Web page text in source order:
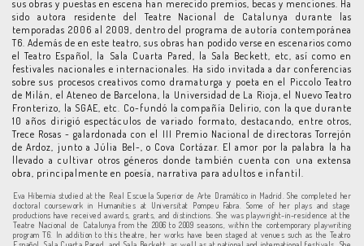
sus obras y puestas en escena han merecido premios, becas y menciones. Ha
sido autora residente del Teatre Nacional de Catalunya durante las
temporadas 2006 al 2009, dentro del programa de autoría contemporánea
T6. Además de en este teatro, sus obras han podido verse en escenarios como
el Teatro Español, la Sala Cuarta Pared, la Sala Beckett, etc, así como en
festivales nacionales e internacionales. Ha sido invitada a dar conferencias
sobre sus procesos creativos como dramaturga y poeta en el Piccolo Teatro
de Milán, el Ateneo de Barcelona, la Universidad de La Rioja, el Nuevo Teatro
Fronterizo, la SGAE, etc. Co-fundó la compañía Delirio, con la que durante
10 años dirigió espectáculos de variado formato, destacando, entre otros,
Trece Rosas - galardonada con el III Premio Nacional de directoras Torrejón
de Ardoz, junto a Júlia Bel-, o Cova Cortázar. El amor por la palabra la ha
llevado a cultivar otros géneros donde también cuenta con una extensa
obra, principalmente en poesía, narrativa para adultos e infantil.
Eva Hibernia studied at the Real Escuela Superior de Arte Dramático in Madrid. She completed her
doctoral coursework in Humanities at Universitat Pompeu Fabra. Some of her plays and stage
productions have received awards, grants, and distinctions. She was playwright-in-residence at the
Teatre Nacional de Catalunya from the 2006 to 2009 seasons, within the contemporary playwriting
program T6. In addition to this theatre, her works have been staged at venues such as the Teatro